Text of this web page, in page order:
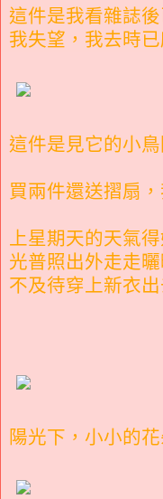
這件是我看雜誌
我失望，我去時已
這件是見它的小
買兩件還送摺扇
上星期天的天氣
光普照出外走走
不及待穿上新衣出
陽光下，小小的